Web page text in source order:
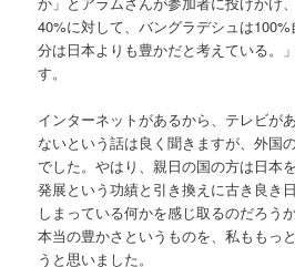
40%に対して、バングラデシュは
分は日本よりも豊かだと考えている。
す。
インターネットがあるから、テレビが
ないという話は良く聞きますが、外国
でした。やはり、親日の国の方は日本
発展という功績と引き換えに古き良き
しまっている何かを感じ取るのだろう
本当の豊かさというものを、私ももっ
うと思いました。